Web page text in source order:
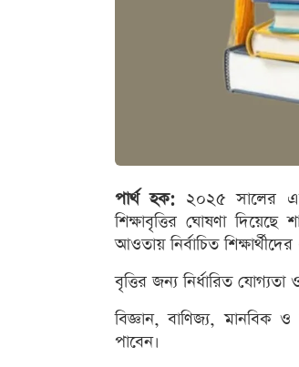
পার্থ হক: ২০২৫ সালের
শিক্ষাবৃত্তির ঘোষণা দিয়েছে
আওতায় নির্বাচিত
বৃত্তির জন্য নির্ধারিত
বিজ্ঞান, বাণিজ্য, মানবিক
পাবেন।